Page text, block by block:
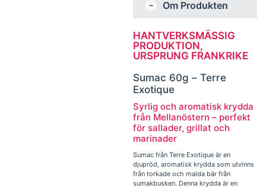
Om Produkten
HANTVERKSMÄSSIG
PRODUKTION,
URSPRUNG FRANKRIKE
Sumac 60g – Terre
Exotique
Syrlig och aromatisk krydda
från Mellanöstern – perfekt
för sallader, grillat och
marinader
Sumac från Terre Exotique är en
djupröd, aromatisk krydda som utvinns
från torkade och malda bär från
sumakbusken. Denna krydda är en